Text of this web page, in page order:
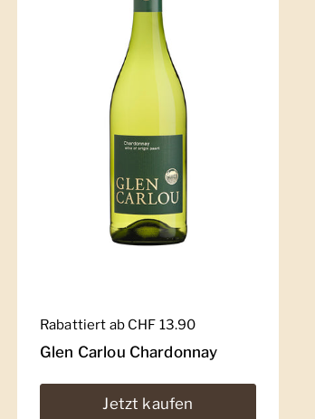
Regulärer Preis
Rabattiert ab CHF 13.90
Glen Carlou Chardonnay
Jetzt kaufen